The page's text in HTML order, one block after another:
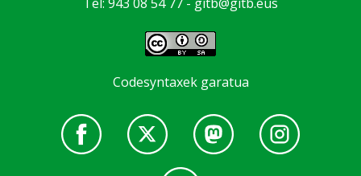
Tel: 943 08 54 77 - gitb@gitb.eus
Codesyntaxek garatua